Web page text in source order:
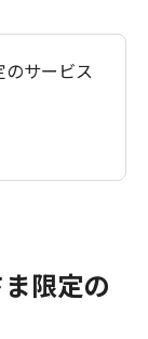
サービス
限定の